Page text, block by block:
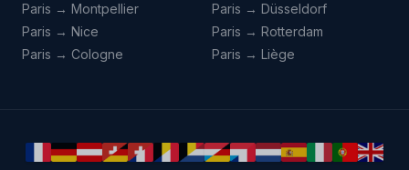
Paris → Montpellier
Paris → Nice
Paris → Cologne
Paris → Düsseldorf
Paris → Rotterdam
Paris → Liège